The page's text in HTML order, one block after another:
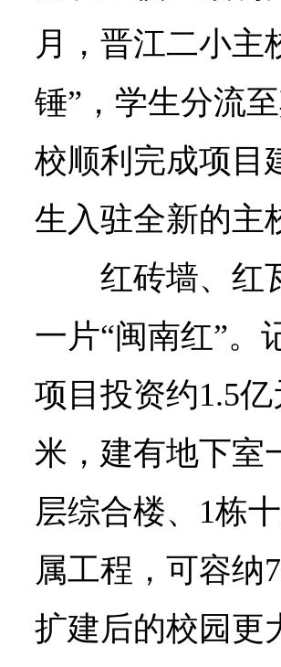
月，晋江二小主
锤”，学生分流
校顺利完成项目
生入驻全新的主
红砖墙、红
一片“闽南红”。
项目投资约1.5
米，建有地下室
层综合楼、1栋
属工程，可容纳
扩建后的校园更